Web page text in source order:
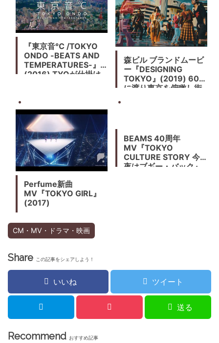
『東京音℃ /TOKYO
ONDO -BEATS AND
TEMPERATURES-』
(2016) TYOが仕掛け
森ビル ブランドムービ
ー『DESIGNING
TOKYO』(2019) 60年
に渡り東京を俯瞰し街
Perfume新曲
MV『TOKYO GIRL』
(2017)
BEAMS 40周年
MV『TOKYO
CULTURE STORY 今
夜はブギー・バック』
CM・MV・ドラマ・映画
Share この記事をシェアしよう！
いいね ツイート
送る
Recommend おすすめ記事